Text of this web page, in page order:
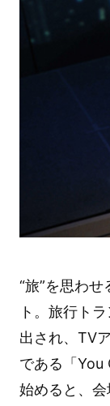
“旅”を思わ
ト。旅行ト
出され、TV
である「You
始めると、